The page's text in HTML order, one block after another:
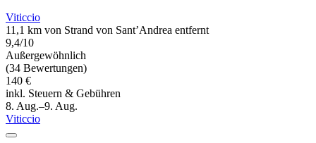
Viticcio
11,1 km von Strand von Sant’Andrea entfernt
9,4/10
Außergewöhnlich
(34 Bewertungen)
140 €
inkl. Steuern & Gebühren
8. Aug.–9. Aug.
Viticcio